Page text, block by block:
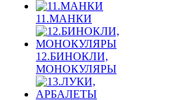
11.МАНКИ
12.БИНОКЛИ,
МОНОКУЛЯРЫ